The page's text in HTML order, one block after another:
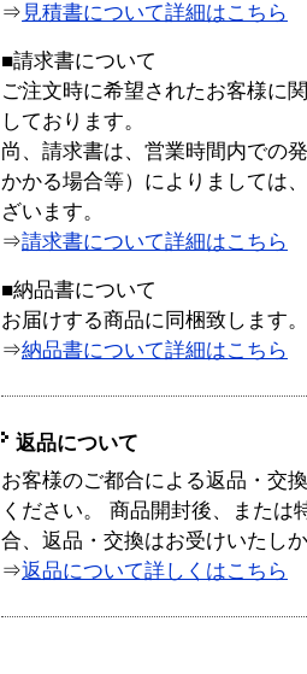
⇒ 見積書について詳細はこちら
■請求書について
ご注文時に希望されたお客様に
しております。
尚、請求書は、営業時間内での
かかる場合等）によりましては
ざいます。
⇒請求書について詳細はこちら
■納品書について
お届けする商品に同梱致します。
⇒納品書について詳細はこちら
返品について
お客様のご都合による返品・交
ください。 商品開封後、または
合、返品・交換はお受けいたし
⇒返品について詳しくはこちら